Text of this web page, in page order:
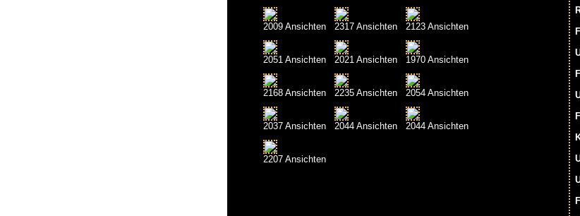
2009 Ansichten 2317 Ansichten 2123 Ansichten
2051 Ansichten 2021 Ansichten 1970 Ansichten
2168 Ansichten 2235 Ansichten 2054 Ansichten
2037 Ansichten 2044 Ansichten 2044 Ansichten
2207 Ansichten